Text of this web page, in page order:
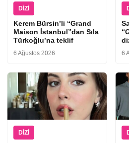
DIZI
Kerem Bürsin’li “Grand
Maison İstanbul”dan Sıla
Türkoğlu’na teklif
6 Ağustos 2026 6
DIZI